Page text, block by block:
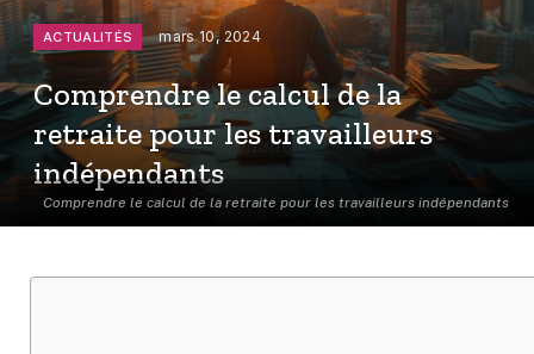
Comprendre le calcul de la retraite pour les travailleurs indépendants
ACTUALITÉS mars 10, 2024
Comprendre le calcul de la
retraite pour les travailleurs
indépendants